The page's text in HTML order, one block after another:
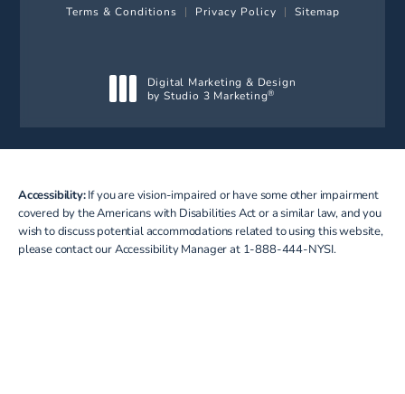
Terms & Conditions Privacy Policy Sitemap
Digital Marketing & Design
by Studio 3 Marketing®
Accessibility:If you are vision-impaired or have some other impairment
covered by the Americans with Disabilities Act or a similar law, and you
wish to discuss potential accommodations related to using this website,
please contact our Accessibility Manager at 1-888-444-NYSI.